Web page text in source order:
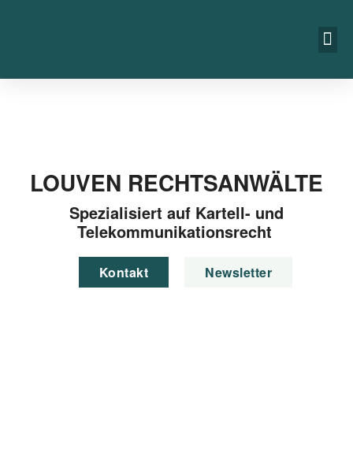
LOUVEN RECHTSANWÄLTE
Spe­zia­li­siert auf Kar­tell- und
Telekommunikationsrecht
Kon­takt News­let­ter